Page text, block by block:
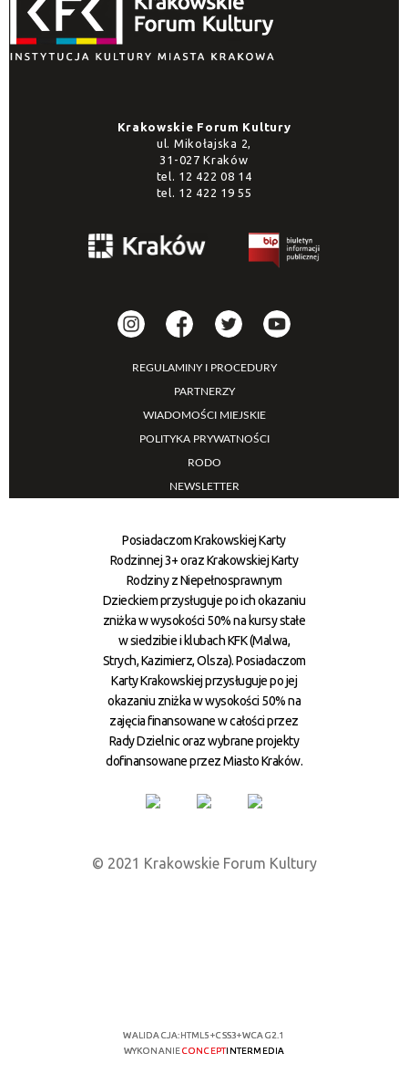
Krakowskie Forum Kultury
ul. Mikołajska 2,
31-027 Kraków
tel. 12 422 08 14
tel. 12 422 19 55
REGULAMINY I PROCEDURY
PARTNERZY
WIADOMOŚCI MIEJSKIE
POLITYKA PRYWATNOŚCI
RODO
NEWSLETTER
Posiadaczom Krakowskiej Karty
Rodzinnej 3+ oraz Krakowskiej Karty
Rodziny z Niepełnosprawnym
Dzieckiem przysługuje po ich okazaniu
zniżka w wysokości 50% na kursy stałe
w siedzibie i klubach KFK (Malwa,
Strych, Kazimierz, Olsza). Posiadaczom
Karty Krakowskiej przysługuje po jej
okazaniu zniżka w wysokości 50% na
zajęcia finansowane w całości przez
Rady Dzielnic oraz wybrane projekty
dofinansowane przez Miasto Kraków.
© 2021 Krakowskie Forum Kultury
WALIDACJA: HTML5+CSS3+WCAG 2.1
WYKONANIECONCEPTINTERMEDIA